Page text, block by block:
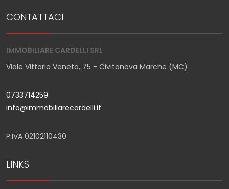
CONTATTACI
IMMOBILIARE CARDELLI SRL
Viale Vittorio Veneto, 75 - Civitanova Marche (MC)
0733714259
info@immobiliarecardelli.it
P.IVA 02102110430
LINKS